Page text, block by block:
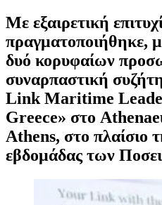
Με εξαιρετική
πραγματοποιήθηκε,
δυό κορυφαίων
συναρπαστική
Link Maritime
Greece» στο
Athens, στο πλαίσιο
εβδομάδας των